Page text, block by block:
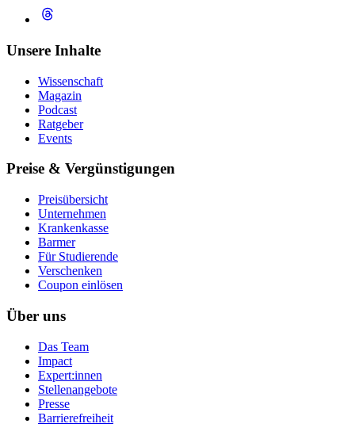
Unsere Inhalte
Wissenschaft
Magazin
Podcast
Ratgeber
Events
Preise & Vergünstigungen
Preisübersicht
Unternehmen
Krankenkasse
Barmer
Für Studierende
Ver­schen­ken
Coupon einlösen
Über uns
Das Team
Impact
Expert:innen
Stellenangebote
Presse
Barrierefreiheit